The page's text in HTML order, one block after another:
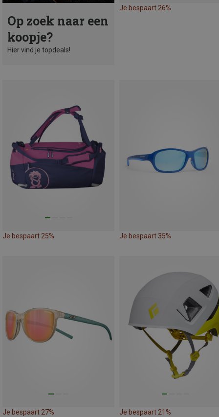
Op zoek naar een
koopje?
Hier vind je topdeals!
Je bespaart 26%
Je bespaart 25% Je bespaart 35%
Je bespaart 27% Je bespaart 21%